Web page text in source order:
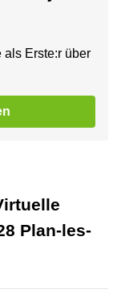
als Erste:r über
Plan-les-